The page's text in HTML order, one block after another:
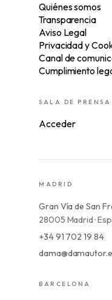
Quiénes somos
Transparencia
Aviso Legal
Privacidad y
Canal de
Cumplimiento
SALA DE PRENSA
Acceder
MADRID
Gran Vía de San
28005 Madrid ·
+34 91 702 19 84
BARCELONA